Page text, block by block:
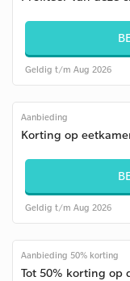
Geldig t/m Aug 2026
Aanbieding
Korting op
Geldig t/m Aug 2026
Aanbieding 50% korting
Tot 50% korting op